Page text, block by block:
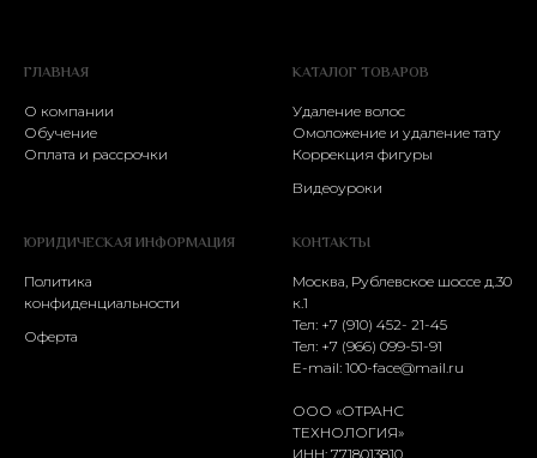
ГЛАВНАЯ
О компании
Обучение
Оплата и рассрочки
КАТАЛОГ ТОВАРОВ
Удаление волос
Омоложение и удаление тату
Коррекция фигуры
Видеоуроки
ЮРИДИЧЕСКАЯ ИНФОРМАЦИЯ
Политика
конфиденциальности
Оферта
КОНТАКТЫ
Москва, Рублевское шоссе д.30
к.1
Тел: +7 (910) 452- 21-45
Тел: +7 (966) 099-51-91
E-mail: 100-face@mail.ru
ООО «ОТРАНС
ТЕХНОЛОГИЯ»
ИНН: 7718013810